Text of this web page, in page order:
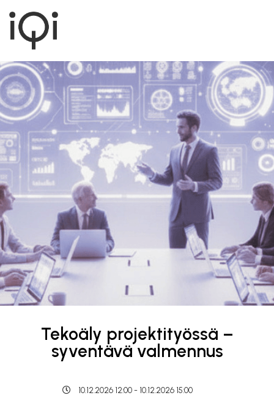
Tekoäly projektityössä –
syventävä valmennus
10.12.2026 12:00 - 10.12.2026 15:00